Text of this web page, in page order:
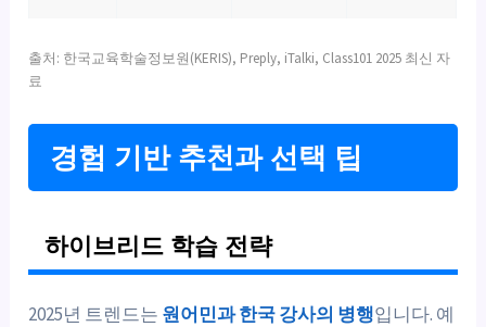
출처: 한국교육학술정보원(KERIS), Preply, iTalki, Class101 2025 최신 자
료
경험 기반 추천과 선택 팁
하이브리드 학습 전략
2025년 트렌드는 원어민과 한국 강사의 병행입니다. 예